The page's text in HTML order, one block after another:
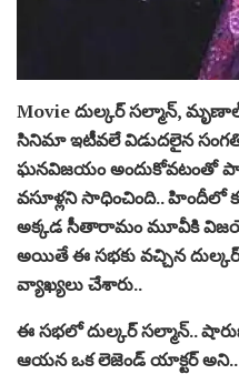
Movie దుల్కర్‌ సల్మాన్‌,
సినిమా ఇటీవలే విడుదలైన
ఘనవిజయం అందుకోవటంతో
వసూళ్లని సాధించింది..
అక్కడ సీతారామం మూవీకి
అయితే ఈ సభకు వచ్చిన
వ్యాఖ్యలు చేశారు..
ఈ సభలో దుల్కర్ సల్మాన్..
ఆయన ఒక లెజెండ్ యాక్టర్